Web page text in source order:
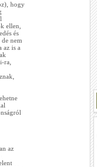
hogy
ellen,
és
de nem
az is a
ra,
az